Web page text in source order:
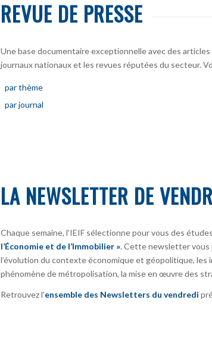
REVUE DE PRESSE
Une base documentaire exceptionnelle avec des
journaux nationaux et les revues réputées du secteur.
par thème
par journal
LA NEWSLETTER DE
Chaque semaine, l’IEIF sélectionne pour vous des
l’Économie et de l’Immobilier ». Cette newsletter vous
l’évolution du contexte économique et géopolitique,
phénomène de métropolisation, la mise en œuvre des
Retrouvez l’ensemble des Newsletters du vendredi